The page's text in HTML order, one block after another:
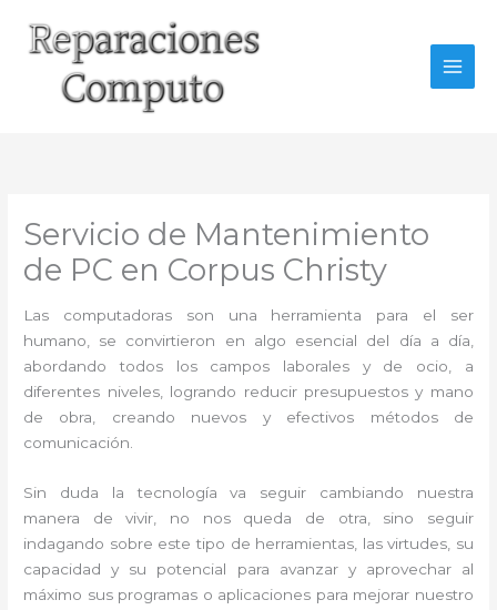
contenido
Servicio de Mantenimiento
de PC en Corpus Christy
Las computadoras son una herramienta para el ser
humano, se convirtieron en algo esencial del día a día,
abordando todos los campos laborales y de ocio, a
diferentes niveles, logrando reducir presupuestos y mano
de obra, creando nuevos y efectivos métodos de
comunicación.
Sin duda la tecnología va seguir cambiando nuestra
manera de vivir, no nos queda de otra, sino seguir
indagando sobre este tipo de herramientas, las virtudes, su
capacidad y su potencial para avanzar y aprovechar al
máximo sus programas o aplicaciones para mejorar nuestro